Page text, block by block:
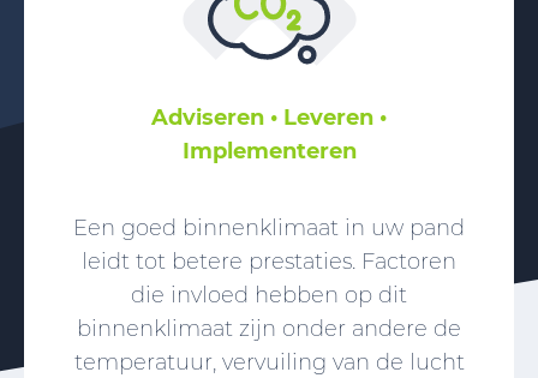
Adviseren • Leveren •
Implementeren
Een goed binnenklimaat in uw pand
leidt tot betere prestaties. Factoren
die invloed hebben op dit
binnenklimaat zijn onder andere de
temperatuur, vervuiling van de lucht